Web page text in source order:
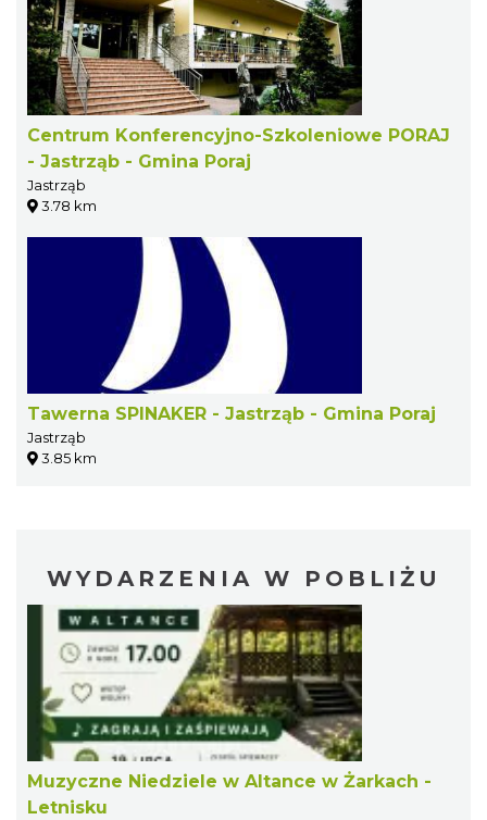
Centrum Konferencyjno-Szkoleniowe PORAJ
- Jastrząb - Gmina Poraj
Jastrząb
3.78 km
Tawerna SPINAKER - Jastrząb - Gmina Poraj
Jastrząb
3.85 km
WYDARZENIA W POBLIŻU
Muzyczne Niedziele w Altance w Żarkach -
Letnisku